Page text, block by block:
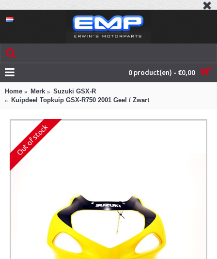
0 product(en) - €0,00
Home Merk
Suzuki GSX-R
Kuipdeel Topkuip GSX-R750 2001 Geel / Zwart
Out of stock